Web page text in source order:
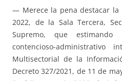
— Merece la pena destacar la
2022, de la Sala Tercera,
Supremo, que estimando
contencioso-administrativo
Multisectorial de la
Decreto 327/2021, de 11 de